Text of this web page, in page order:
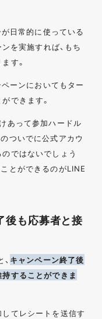
日常的に使っている
を実施すれば、もち
す。
ーンにおいてもター
できます。
あって参加ハードル
ついでに公式アカウ
ではないでしょう
とができるのがLINE
後も応募者と接
キャンペーン終了後
することができま
てレシートを送信す